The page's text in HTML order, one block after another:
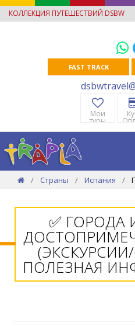
КОЛЛЕКЦИЯ ПУТЕШЕСТВИЙ DSBW
FAST TRACK
Мои
туры
Страны Испания
✅ ГОРОДА
ПОЛЕЗНАЯ